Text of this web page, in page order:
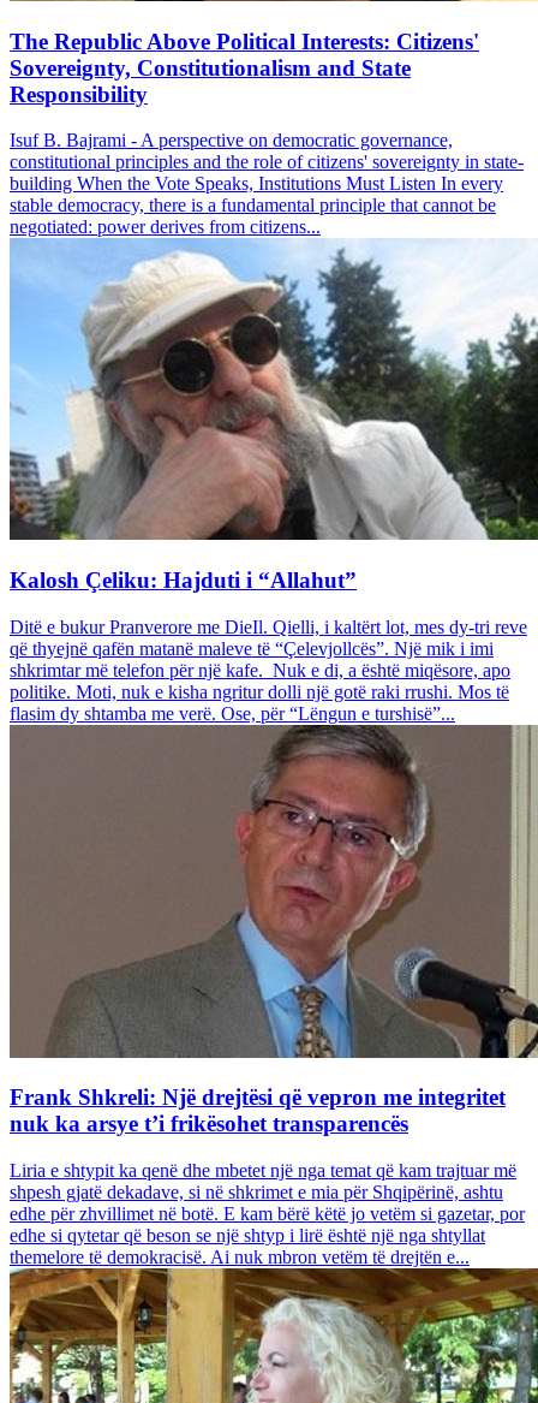
The Republic Above Political Interests: Citizens'
Sovereignty, Constitutionalism and State
Responsibility
Isuf B. Bajrami - A perspective on democratic governance,
constitutional principles and the role of citizens' sovereignty in state-
building When the Vote Speaks, Institutions Must Listen In every
stable democracy, there is a fundamental principle that cannot be
negotiated: power derives from citizens...
Kalosh Çeliku: Hajduti i “Allahut”
Ditë e bukur Pranverore me DieIl. Qielli, i kaltërt lot, mes dy-tri reve
që thyejnë qafën matanë maleve të “Çelevjollcës”. Një mik i imi
shkrimtar më telefon për një kafe. Nuk e di, a është miqësore, apo
politike. Moti, nuk e kisha ngritur dolli një gotë raki rrushi. Mos të
flasim dy shtamba me verë. Ose, për “Lëngun e turshisë”...
Frank Shkreli: Një drejtësi që vepron me integritet
nuk ka arsye t’i frikësohet transparencës
Liria e shtypit ka qenë dhe mbetet një nga temat që kam trajtuar më
shpesh gjatë dekadave, si në shkrimet e mia për Shqipërinë, ashtu
edhe për zhvillimet në botë. E kam bërë këtë jo vetëm si gazetar, por
edhe si qytetar që beson se një shtyp i lirë është një nga shtyllat
themelore të demokracisë. Ai nuk mbron vetëm të drejtën e...